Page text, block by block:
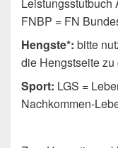
FNBP = FN
Hengste*: bitte
die Hengstseite
Sport: LGS =
Nachkommen-